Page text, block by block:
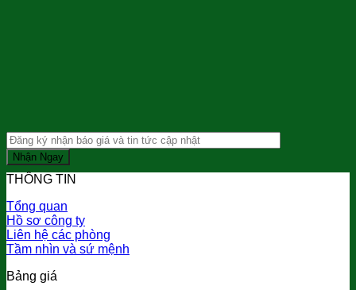
THÔNG TIN
Tổng quan
Hồ sơ công ty
Liên hệ các phòng
Tầm nhìn và sứ mệnh
Bảng giá